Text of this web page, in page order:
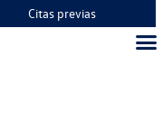
Citas previas